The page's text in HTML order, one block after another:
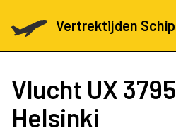
Vertrektijden
Vlucht UX 3795
Helsinki